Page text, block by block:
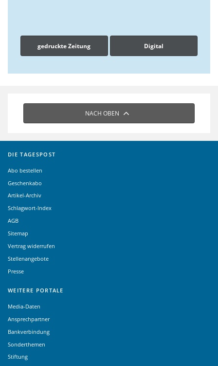
gedruckte Zeitung Digital
NACH OBEN
DIE TAGESPOST
Abo bestellen
Geschenkabo
Artikel-Archiv
Schlagwort-Index
AGB
Sitemap
Vertrag widerrufen
Stellenangebote
Presse
WEITERE PORTALE
Media-Daten
Ansprechpartner
Bankverbindung
Sonderthemen
Stiftung